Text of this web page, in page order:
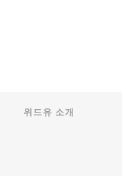
위드유 소개